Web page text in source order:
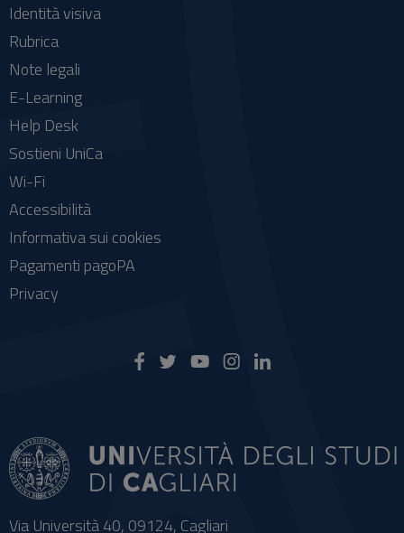
Via Università 40, 09124, Cagliari
Identità visiva
Rubrica
Note legali
E-Learning
Help Desk
Sostieni UniCa
Wi-Fi
Accessibilità
Informativa sui cookies
Pagamenti pagoPA
Privacy